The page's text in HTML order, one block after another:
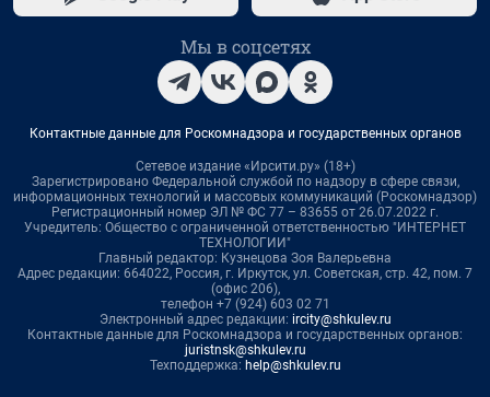
Мы в соцсетях
Контактные данные для Роскомнадзора и государственных органов
Сетевое издание «Ирсити.ру» (18+)
Зарегистрировано Федеральной службой по надзору в сфере связи,
информационных технологий и массовых коммуникаций (Роскомнадзор)
Регистрационный номер ЭЛ № ФС 77 – 83655 от 26.07.2022 г.
Учредитель: Общество с ограниченной ответственностью "ИНТЕРНЕТ
ТЕХНОЛОГИИ"
Главный редактор: Кузнецова Зоя Валерьевна
Адрес редакции: 664022, Россия, г. Иркутск, ул. Советская, стр. 42, пом. 7
(офис 206),
телефон +7 (924) 603 02 71
Электронный адрес редакции: ircity@shkulev.ru
Контактные данные для Роскомнадзора и государственных органов:
juristnsk@shkulev.ru
Техподдержка: help@shkulev.ru